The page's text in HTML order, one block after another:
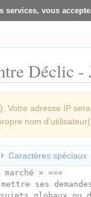
vous
Déclic -
Votre adresse IP
nom
Caractères spéciaux